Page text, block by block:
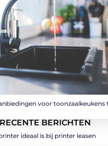
voor toonzaalkeukens
RECENTE BERICHTEN
ideaal is bij printer leasen